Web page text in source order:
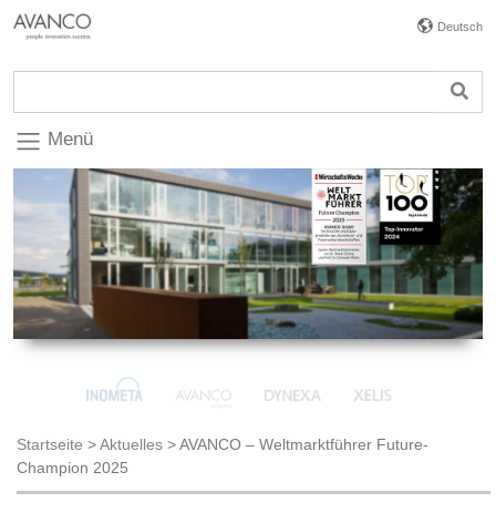
Deutsch
Menü
Startseite >Aktuelles >AVANCO – Weltmarktführer Future-
Champion 2025